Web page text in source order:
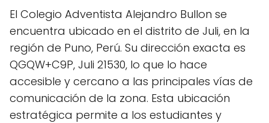
El Colegio Adventista Alejandro Bullon se
encuentra ubicado en el distrito de Juli, en la
región de Puno, Perú. Su dirección exacta es
QGQW+C9P, Juli 21530, lo que lo hace
accesible y cercano a las principales vías de
comunicación de la zona. Esta ubicación
estratégica permite a los estudiantes y